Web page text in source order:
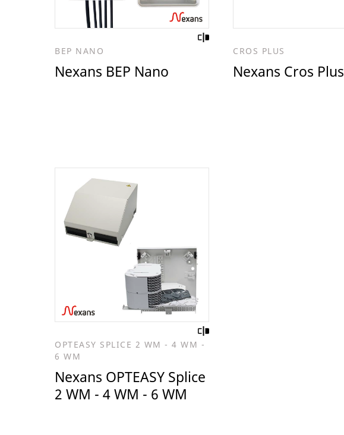
BEP NANO
Nexans BEP Nano
CROS PLUS
Nexans Cros Plus
OPTEASY SPLICE 2 WM - 4 WM -
6 WM
Nexans OPTEASY Splice
2 WM - 4 WM - 6 WM